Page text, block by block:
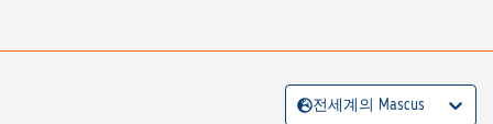
전세계의 Mascus